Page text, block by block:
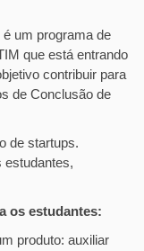
um programa de
que está entrando
contribuir para
de Conclusão de
de startups.
estudantes,
os estudantes:
produto: auxiliar